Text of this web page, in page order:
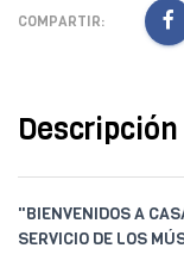
COMPARTIR:
Descripción
"BIENVENIDOS A
SERVICIO DE LOS